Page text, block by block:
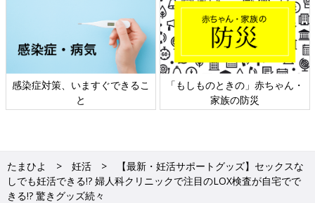
対策、いますぐできるこ
「もしものときの」赤ちゃん・
家族の防災
日本
たまひよ 妊活
【最新・妊活サポートグッズ】セックスな
しでも妊活できる!? 婦人科クリニックで注目のLOX検査が自宅でで
きる!? 驚きグッズ続々